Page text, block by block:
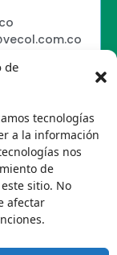
de
tecnologías
a la información
nos
de
sitio. No
afectar
Uso
VECOL
los